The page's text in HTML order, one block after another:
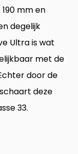
mm en
degelijk
Ultra is wat
met de
door de
deze
33.